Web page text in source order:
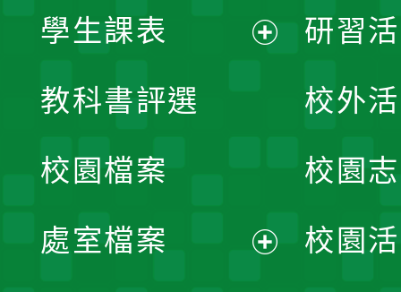
學生課表
單
教科書評選
校園檔案
處室檔案
研習
校外
校園
校園